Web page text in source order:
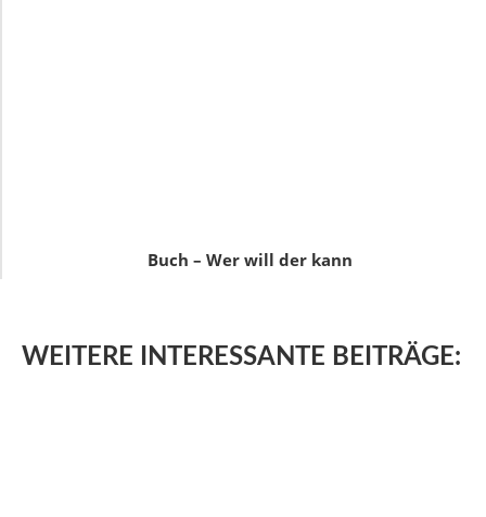
Buch – Wer will der kann
WEITERE INTERESSANTE BEITRÄGE: